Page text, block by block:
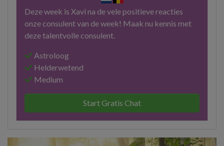
Deze week is Xavi na de vele positieve reacties
onze consulent van de week! Maak nu kennis met
deze talentvolle consulent.
Astroloog
Helderwetend
Medium
Start Gratis Chat